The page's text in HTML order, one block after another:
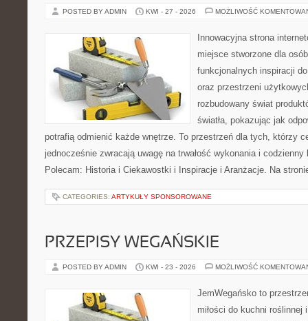
POSTED BY ADMIN KWI - 27 - 2026 MOŻLIWOŚĆ
Innowacyjna strona
miejsce stworzone dla
funkcjonalnych inspiracji
oraz przestrzeni
rozbudowany świat
światła, pokazując jak
potrafią odmienić każde wnętrze. To przestrzeń dla tych, którzy
jednocześnie zwracają uwagę na trwałość wykonania i
Polecam: Historia i Ciekawostki i Inspiracje i Aranżacje. Na
CATEGORIES: ARTYKUŁY SPONSOROWANE
PRZEPISY WEGAŃSKIE
POSTED BY ADMIN KWI - 23 - 2026 MOŻLIWOŚĆ
JemWegańsko to
miłości do kuchni roślinnej